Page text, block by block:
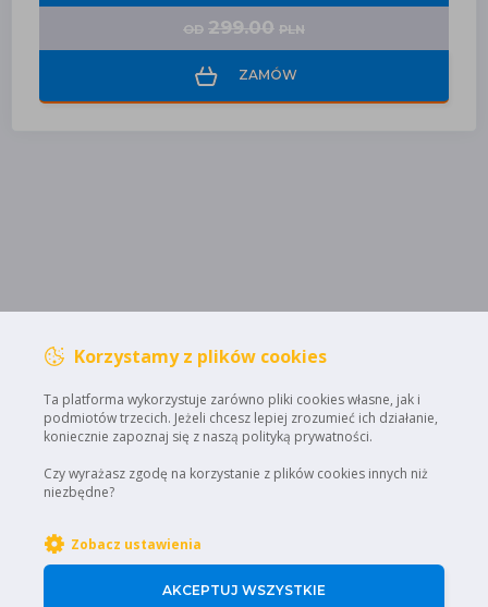
OD 299.00 PLN
ZAMÓW
Korzystamy z plików cookies
Ta platforma wykorzystuje zarówno pliki cookies własne, jak i
podmiotów trzecich. Jeżeli chcesz lepiej zrozumieć ich działanie,
koniecznie zapoznaj się z naszą polityką prywatności.
Czy wyrażasz zgodę na korzystanie z plików cookies innych niż
niezbędne?
Zobacz ustawienia
AKCEPTUJ WSZYSTKIE